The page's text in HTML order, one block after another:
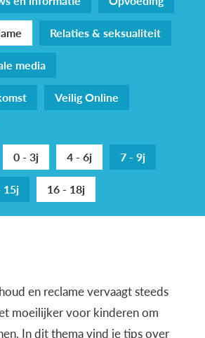
Relaties & seksualiteit
media
Veilig Online
0 - 3j 4 - 6j
7 - 9j
15j 16 - 18j
en reclame vervaagt steeds
moeilijker voor kinderen om
In dit thema vind je tips over